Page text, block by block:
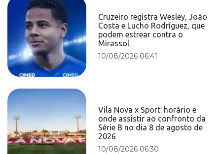
Cruzeiro registra Wesley, João
Costa e Lucho Rodríguez, que
podem estrear contra o
Mirassol
10/08/2026 06:41
Vila Nova x Sport: horário e
onde assistir ao confronto da
Série B no dia 8 de agosto de
2026
10/08/2026 06:30